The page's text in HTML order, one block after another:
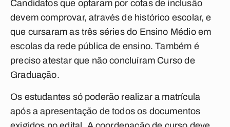
Candidatos que optaram por cotas de inclusão
devem comprovar, através de histórico escolar, e
que cursaram as três séries do Ensino Médio em
escolas da rede pública de ensino. Também é
preciso atestar que não concluíram Curso de
Graduação.
Os estudantes só poderão realizar a matrícula
após a apresentação de todos os documentos